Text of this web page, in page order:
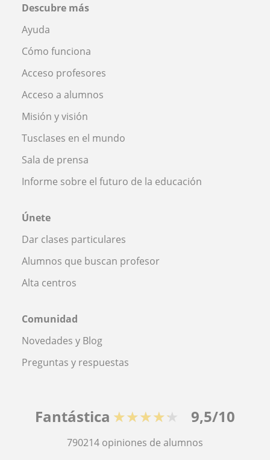
Descubre más
Ayuda
Cómo funciona
Acceso profesores
Acceso a alumnos
Misión y visión
Tusclases en el mundo
Sala de prensa
Informe sobre el futuro de la educación
Únete
Dar clases particulares
Alumnos que buscan profesor
Alta centros
Comunidad
Novedades y Blog
Preguntas y respuestas
Fantástica ★★★★★ 9,5/10
790214 opiniones de alumnos